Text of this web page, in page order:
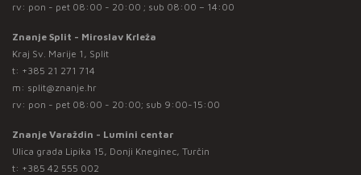
rv: pon - pet 08:00 - 20:00 ; sub 08:00 – 14:00
Znanje Split - Miroslav Krleža
Kraj Sv. Marije 1, Split
t: +385 21 271 714
m: split@znanje.hr
rv: pon - pet 08:00 - 20:00; sub 9:00-15:00
Znanje Varaždin - Lumini centar
Ulica grada Lipika 15, Donji Kneginec, Turčin
t: +385 42 555 002